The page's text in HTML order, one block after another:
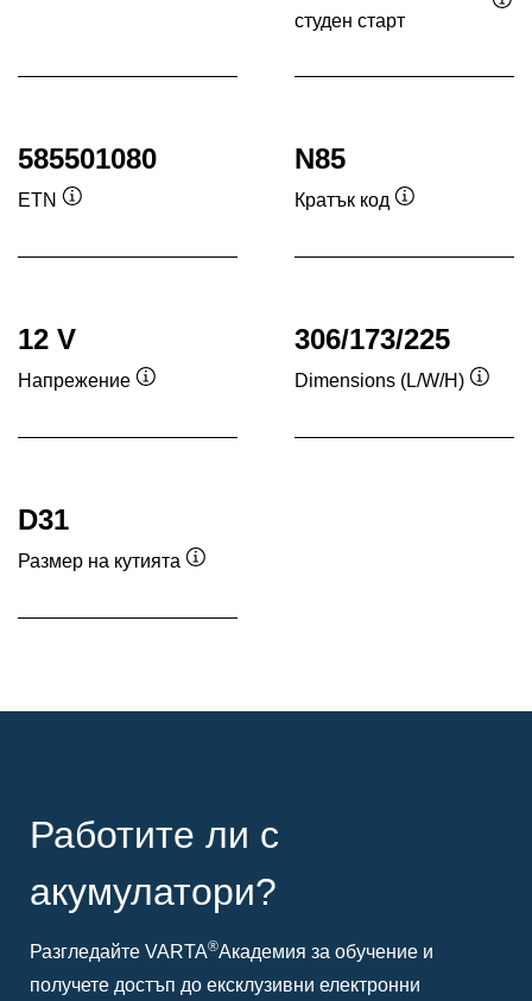
студен старт
585501080
ETN
N85
Кратък код
12 V
Напрежение
306/173/225
Dimensions (L/W/H)
D31
Размер на кутията
Работите ли с
акумулатори?
Разгледайте VARTA®Академия за обучение и
получете достъп до ексклузивни електронни